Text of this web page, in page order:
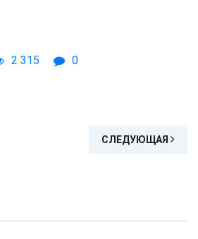
2 315 0
СЛЕДУЮЩАЯ